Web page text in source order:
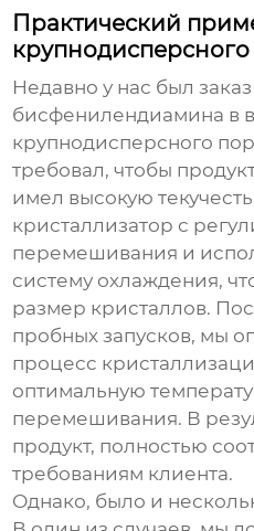
Практический
крупнодисперсного
Недавно у нас был
бисфенилендиамина в
крупнодисперсного
требовал, чтобы
имел высокую
кристаллизатор с
перемешивания и
систему охлаждения,
размер кристаллов.
пробных запусков, мы
процесс
оптимальную
перемешивания. В
продукт, полностью
требованиям клиента.
Однако, было и